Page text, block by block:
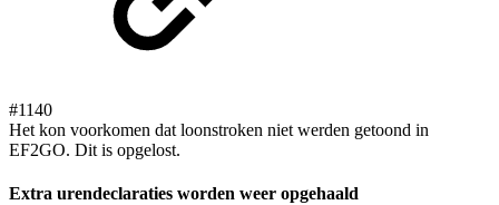
#1140
Het kon voorkomen dat loonstroken niet werden getoond in
EF2GO. Dit is opgelost.
Extra urendeclaraties worden weer opgehaald